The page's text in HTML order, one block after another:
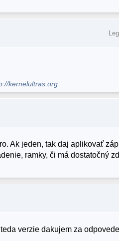
kernelultras.org
Ak jeden, tak daj aplikovať
ramky, či má dostatočný
verzie dakujem za